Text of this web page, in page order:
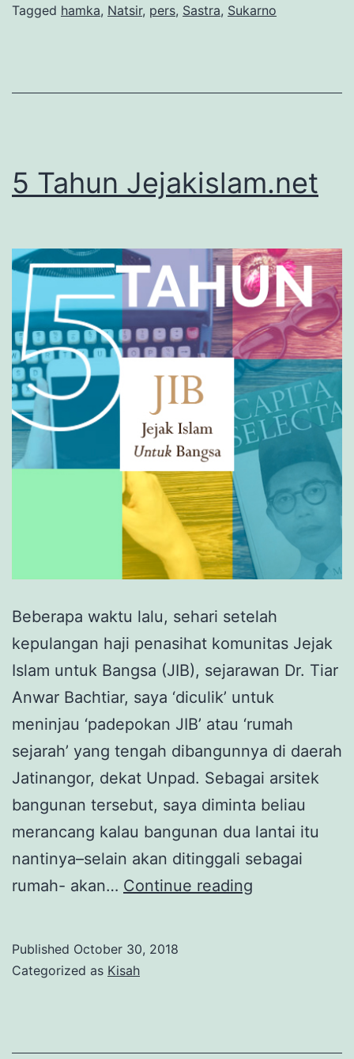
Tagged hamka, Natsir, pers, Sastra, Sukarno
5 Tahun Jejakislam.net
Beberapa waktu lalu, sehari setelah
kepulangan haji penasihat komunitas Jejak
Islam untuk Bangsa (JIB), sejarawan Dr. Tiar
Anwar Bachtiar, saya ‘diculik’ untuk
meninjau ‘padepokan JIB’ atau ‘rumah
sejarah’ yang tengah dibangunnya di daerah
Jatinangor, dekat Unpad. Sebagai arsitek
bangunan tersebut, saya diminta beliau
merancang kalau bangunan dua lantai itu
nantinya–selain akan ditinggali sebagai
rumah- akan… Continue reading
Published October 30, 2018
Categorized as Kisah